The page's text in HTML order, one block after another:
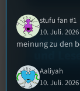
Unsere
stufu fan #1
10. Juli.
meinung zu den
Aaliyah
10. Juli.